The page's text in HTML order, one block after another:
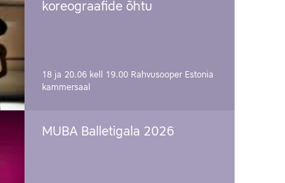
koreograafide õhtu
18 ja 20.06 kell 19.00 Rahvusooper Estonia
kammersaal
MUBA Balletigala 2026